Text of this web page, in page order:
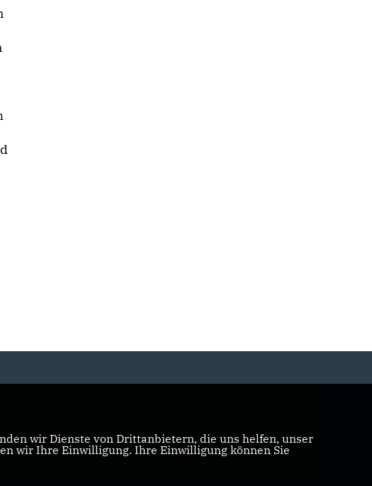
wir Dienste von Drittanbietern, die uns helfen, unser
wir Ihre Einwilligung. Ihre Einwilligung können Sie